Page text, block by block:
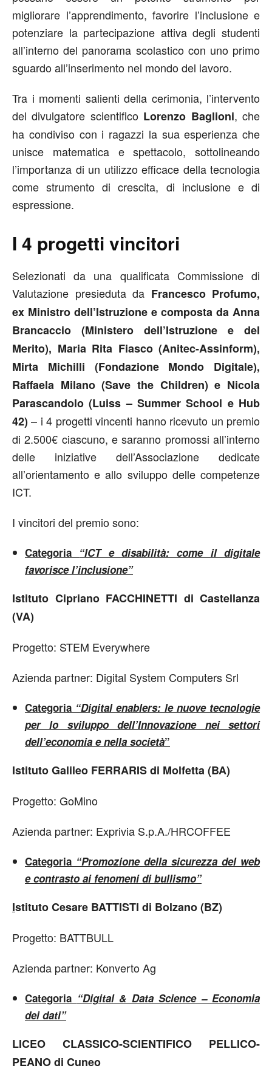
migliorare l’apprendimento, favorire l’inclusione e
potenziare la partecipazione attiva degli studenti
all’interno del panorama scolastico con uno primo
sguardo all’inserimento nel mondo del lavoro.
Tra i momenti salienti della cerimonia, l’intervento
del divulgatore scientifico Lorenzo Baglioni, che
ha condiviso con i ragazzi la sua esperienza che
unisce matematica e spettacolo, sottolineando
l’importanza di un utilizzo efficace della tecnologia
come strumento di crescita, di inclusione e di
espressione.
I 4 progetti vincitori
Selezionati da una qualificata Commissione di
Valutazione presieduta da Francesco Profumo,
ex Ministro dell’Istruzione e composta da Anna
Brancaccio (Ministero dell’Istruzione e del
Merito), Maria Rita Fiasco (Anitec-Assinform),
Mirta Michilli (Fondazione Mondo Digitale),
Raffaela Milano (Save the Children) e Nicola
Parascandolo (Luiss – Summer School e Hub
42) – i 4 progetti vincenti hanno ricevuto un premio
di 2.500€ ciascuno, e saranno promossi all’interno
delle iniziative dell’Associazione dedicate
all’orientamento e allo sviluppo delle competenze
ICT.
I vincitori del premio sono:
Categoria “ICT e disabilità: come il digitale
favorisce l’inclusione”
Istituto Cipriano FACCHINETTI di Castellanza
(VA)
Progetto: STEM Everywhere
Azienda partner: Digital System Computers Srl
Categoria “Digital enablers: le nuove tecnologie
per lo sviluppo dell’Innovazione nei settori
dell’economia e nella società”
Istituto Galileo FERRARIS di Molfetta (BA)
Progetto: GoMino
Azienda partner: Exprivia S.p.A./HRCOFFEE
Categoria “Promozione della sicurezza del web
e contrasto ai fenomeni di bullismo”
Istituto Cesare BATTISTI di Bolzano (BZ)
Progetto: BATTBULL
Azienda partner: Konverto Ag
Categoria “Digital & Data Science – Economia
dei dati”
LICEO CLASSICO-SCIENTIFICO PELLICO-
PEANO di Cuneo